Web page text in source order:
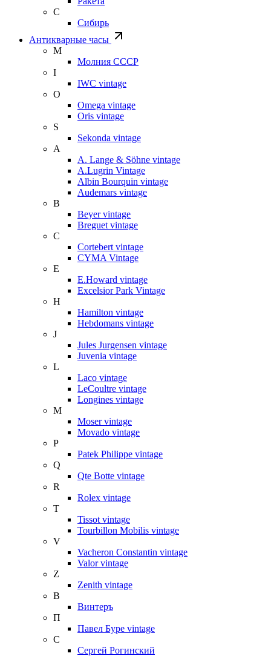
С
Сибирь
Антикварные часы
М
Молния СССР
I
IWC vintage
O
Omega vintage
Oris vintage
S
Sekonda vintage
A
A. Lange & Söhne vintage
A.Lugrin Vintage
Albin Bourquin vintage
Audemars vintage
B
Beyer vintage
Breguet vintage
C
Cortebert vintage
CYMA Vintage
E
E.Howard vintage
Excelsior Park Vintage
H
Hamilton vintage
Hebdomans vintage
J
Jules Jurgensen vintage
Juvenia vintage
L
Laco vintage
LeCoultre vintage
Longines vintage
M
Moser vintage
Movado vintage
P
Patek Philippe vintage
Q
Qte Botte vintage
R
Rolex vintage
T
Tissot vintage
Tourbillon Mobilis vintage
V
Vacheron Constantin vintage
Valor vintage
Z
Zenith vintage
В
Винтеръ
П
Павел Буре vintage
С
Сергей Рогинский